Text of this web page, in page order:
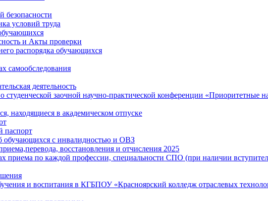
безопасности
условий труда
и Акты проверки
распорядка обучающихся
самообследования
деятельность
студенческой заочной научно-практической конференции «Приоритетные
находящиеся в академическом отпуске
паспорт
обучающихся с инвалидностью и ОВЗ
восстановления и отчисления 2025
приема по каждой профессии, специальности СПО (при наличии
и воспитания в КГБПОУ «Красноярский колледж отраслевых